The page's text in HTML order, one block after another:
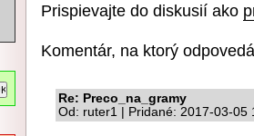
Prispievajte do diskusií ako
Komentár, na ktorý
Re: Preco_na_gramy
Od: ruter1 | Pridané: 2017-03-05